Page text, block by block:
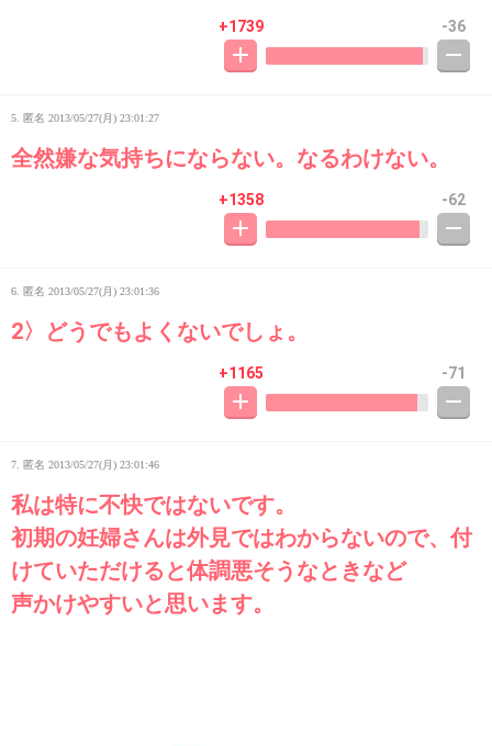
+1739 -36
5. 匿名 2013/05/27(月) 23:01:27
全然嫌な気持ちにならない。なるわけない。
+1358 -62
6. 匿名 2013/05/27(月) 23:01:36
2〉どうでもよくないでしょ。
+1165 -71
7. 匿名 2013/05/27(月) 23:01:46
私は特に不快ではないです。
初期の妊婦さんは外見ではわからないので、付
けていただけると体調悪そうなときなど
声かけやすいと思います。